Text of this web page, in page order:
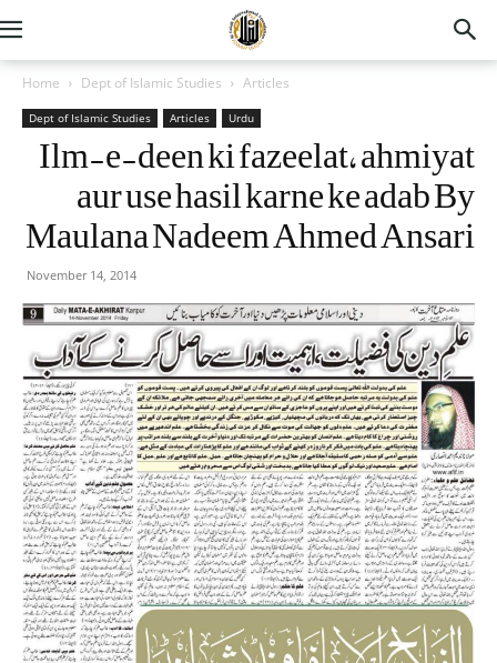
Home Dept of Islamic Studies Articles
Dept of Islamic Studies Articles Urdu
Ilm-e-deen ki fazeelat, ahmiyat
aur use hasil karne ke adab By
Maulana Nadeem Ahmed Ansari
November 14, 2014